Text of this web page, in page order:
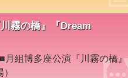
霧の橋』『Dream
月組博多座公演『川霧の橋』